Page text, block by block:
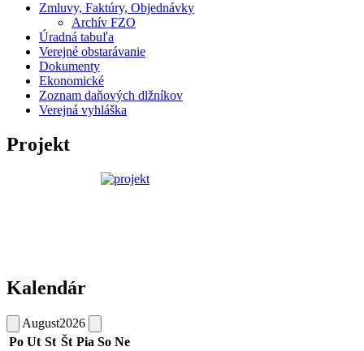
Zmluvy, Faktúry, Objednávky
Archív FZO
Úradná tabuľa
Verejné obstarávanie
Dokumenty
Ekonomické
Zoznam daňových dlžníkov
Verejná vyhláška
Projekt
Kalendár
August2026
Po Ut St Št Pia So Ne